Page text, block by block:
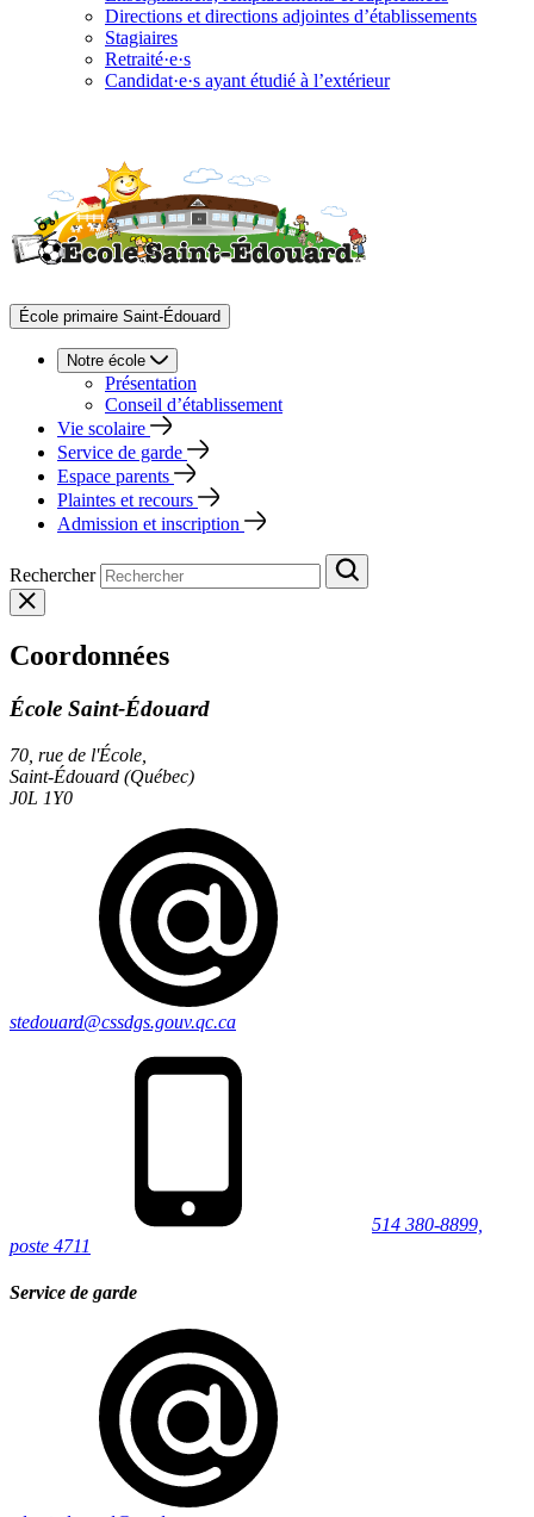
Directions et directions adjointes d’établissements
Stagiaires
Retraité·e·s
Candidat·e·s ayant étudié à l’extérieur
École primaire Saint-Édouard
Notre école
Présentation
Conseil d’établissement
Vie scolaire
Service de garde
Espace parents
Plaintes et recours
Admission et inscription
Rechercher
Coordonnées
École Saint-Édouard
70, rue de l'École,
Saint-Édouard (Québec)
J0L 1Y0
stedouard@cssdgs.gouv.qc.ca
514 380-8899,
poste 4711
Service de garde